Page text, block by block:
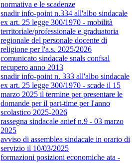
normativa e le scadenze
snadir info-point n.334 all'albo sindacale
ex art. 25 legge 300/1970 - mobilità
territoriale/professionale e graduatoria
regionale del personale docente di
religione per l'a.s. 2025/2026
comunicato sindacale snals confsal
recupero anno 2013
snadir info-point n. 333 all'albo sindacale
ex art. 25 legge 300/1970 - scade il 15
marzo 2025 il termine per presentare le
domande per il part-time per l'anno
scolastico 2025-2026
rassegna sindacale anief n.9 - 03 marzo
2025
avviso di assemblea sindacale in orario di
servizio il 10/03/2025
formazioni posizioni economiche ata -